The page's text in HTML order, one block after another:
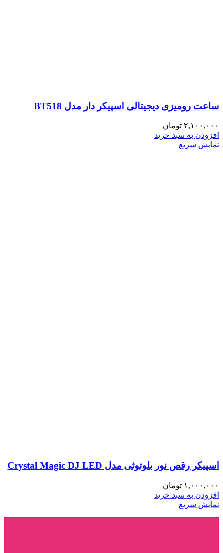
ساعت رومیزی دیجیتالی اسپیکر دار مدل BT518
۲,۱۰۰,۰۰۰ تومان
افزودن به سبد خرید
نمایش سریع
اسپیکر رقص نور بلوتوثی مدل Crystal Magic DJ LED
۱,۰۰۰,۰۰۰ تومان
افزودن به سبد خرید
نمایش سریع